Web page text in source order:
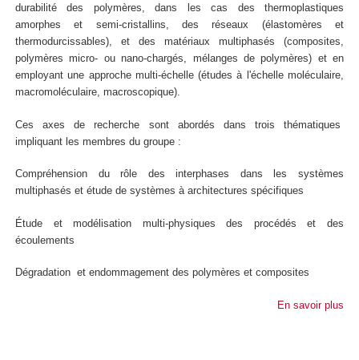
durabilité des polymères, dans les cas des thermoplastiques
amorphes et semi-cristallins, des réseaux (élastomères et
thermodurcissables), et des matériaux multiphasés (composites,
polymères micro- ou nano-chargés, mélanges de polymères) et en
employant une approche multi-échelle (études à l'échelle moléculaire,
macromoléculaire, macroscopique).
Ces axes de recherche sont abordés dans trois thématiques
impliquant les membres du groupe :
Compréhension du rôle des interphases dans les systèmes
multiphasés et étude de systèmes à architectures spécifiques
Étude et modélisation multi-physiques des procédés et des
écoulements
Dégradation et endommagement des polymères et composites
En savoir plus